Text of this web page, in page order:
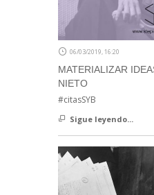
06/03/2019, 16:20
MATERIALIZAR
NIETO
#citasSYB
Sigue leyendo...